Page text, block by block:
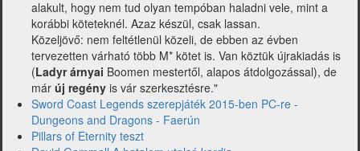
alakult, hogy nem tud olyan tempóban haladni vele, mint a
korábbi köteteknél. Azaz készül, csak lassan.
Közeljövő: nem feltétlenül közeli, de ebben az évben
tervezetten várható több M* kötet is. Van köztük újrakiadás is
(Ladyr árnyai Boomen mestertől, alapos átdolgozással), de
már új regény is vár szerkesztésre."
Sword Coast Legends szerepjáték 2015-ben PC-re -
Dungeons and Dragons - Faerún
Pillars of Eternity teszt